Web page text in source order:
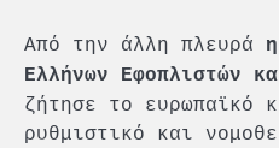
Από την άλλη πλευρά
Ελλήνων Εφοπλιστών
ζήτησε το ευρωπαϊκό
ρυθμιστικό και